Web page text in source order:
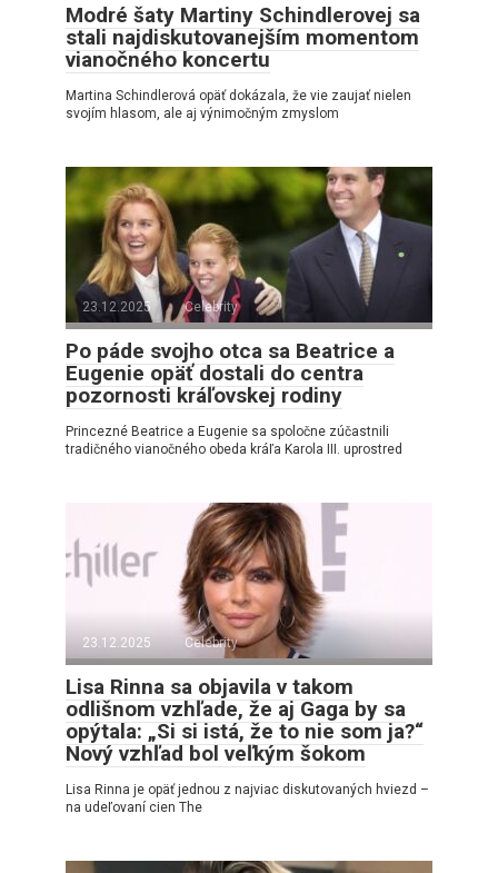
Modré šaty Martiny Schindlerovej sa
stali najdiskutovanejším momentom
vianočného koncertu
Martina Schindlerová opäť dokázala, že vie zaujať nielen
svojím hlasom, ale aj výnimočným zmyslom
23.12.2025 Celebrity
Po páde svojho otca sa Beatrice a
Eugenie opäť dostali do centra
pozornosti kráľovskej rodiny
Princezné Beatrice a Eugenie sa spoločne zúčastnili
tradičného vianočného obeda kráľa Karola III. uprostred
23.12.2025 Celebrity
Lisa Rinna sa objavila v takom
odlišnom vzhľade, že aj Gaga by sa
opýtala: „Si si istá, že to nie som ja?“
Nový vzhľad bol veľkým šokom
Lisa Rinna je opäť jednou z najviac diskutovaných hviezd –
na udeľovaní cien The